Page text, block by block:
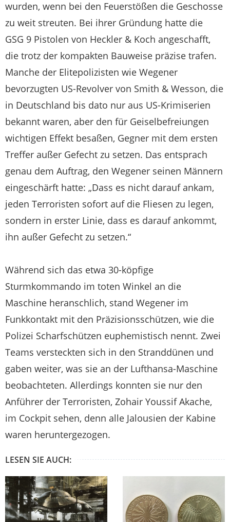
wurden, wenn bei den Feuerstößen die Geschosse
zu weit streuten. Bei ihrer Gründung hatte die
GSG 9 Pistolen von Heckler & Koch angeschafft,
die trotz der kompakten Bauweise präzise trafen.
Manche der Elitepolizisten wie Wegener
bevorzugten US-Revolver von Smith & Wesson, die
in Deutschland bis dato nur aus US-Krimiserien
bekannt waren, aber den für Geiselbefreiungen
wichtigen Effekt besaßen, Gegner mit dem ersten
Treffer außer Gefecht zu setzen. Das entsprach
genau dem Auftrag, den Wegener seinen Männern
eingeschärft hatte: „Dass es nicht darauf ankam,
jeden Terroristen sofort auf die Fliesen zu legen,
sondern in erster Linie, dass es darauf ankommt,
ihn außer Gefecht zu setzen.“
Während sich das etwa 30-köpfige
Sturmkommando im toten Winkel an die
Maschine heranschlich, stand Wegener im
Funkkontakt mit den Präzisionsschützen, wie die
Polizei Scharfschützen euphemistisch nennt. Zwei
Teams versteckten sich in den Stranddünen und
gaben weiter, was sie an der Lufthansa-Maschine
beobachteten. Allerdings konnten sie nur den
Anführer der Terroristen, Zohair Youssif Akache,
im Cockpit sehen, denn alle Jalousien der Kabine
waren heruntergezogen.
LESEN SIE AUCH: